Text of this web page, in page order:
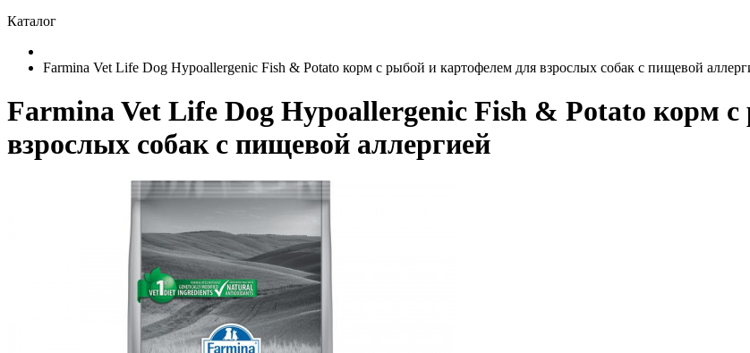
Каталог
Farmina Vet Life Dog Hypoallergenic Fish & Potato корм с рыбой и картофелем для взрослых собак с пищевой
Farmina Vet Life Dog Hypoallergenic Fish & Potato корм
взрослых собак с пищевой аллергией